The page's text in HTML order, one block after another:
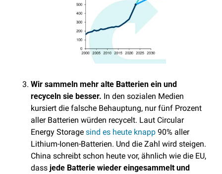
Wir sammeln mehr alte Batterien ein und
recyceln sie besser. In den sozialen Medien
kursiert die falsche Behauptung, nur fünf Prozent
aller Batterien würden recycelt. Laut Circular
Energy Storage sind es heute knapp 90% aller
Lithium-Ionen-Batterien. Und die Zahl wird steigen.
China schreibt schon heute vor, ähnlich wie die EU,
dass jede Batterie wieder eingesammelt und